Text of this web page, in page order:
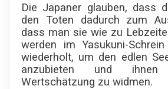
Die Japaner glauben, dass
den Toten dadurch zum
dass man sie wie zu
werden im Yasukuni-
wiederholt, um den edlen
anzubieten und
Wertschätzung zu widmen.